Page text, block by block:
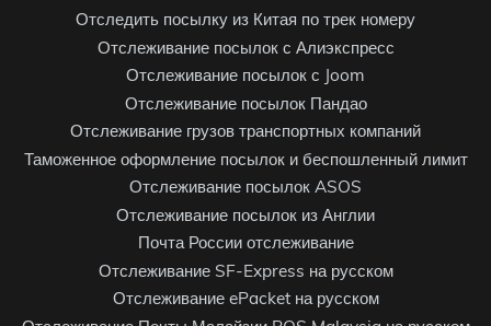
Отследить посылку из Китая по трек номеру
Отслеживание посылок с Алиэкспресс
Отслеживание посылок с Joom
Отслеживание посылок Пандао
Отслеживание грузов транспортных компаний
Таможенное оформление посылок и беспошленный лимит
Отслеживание посылок ASOS
Отслеживание посылок из Англии
Почта России отслеживание
Отслеживание SF-Express на русском
Отслеживание ePacket на русском